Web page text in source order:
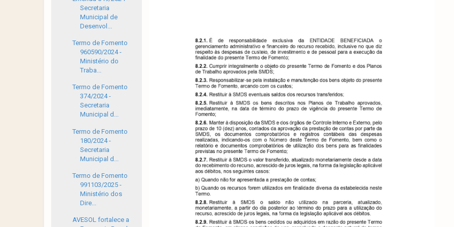
Secretaria
Municipal de
Desenvol...
Termo de Fomento
960590/2024 -
Ministério do
Traba...
Termo de Fomento
374/2024 -
Secretaria
Municipal d...
Termo de Fomento
180/2024 -
Secretaria
Municipal d...
Termo de Fomento
991103/2025 -
Ministério dos
Dire...
AVESOL fortalece a